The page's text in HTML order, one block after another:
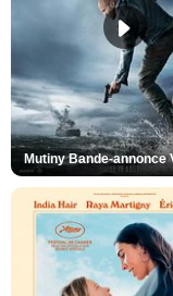
Mutiny Bande-annonce